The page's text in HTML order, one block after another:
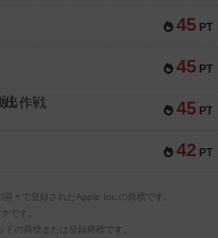
45 PT
45 PT
45 PT
出作戦
42 PT
々で登録されたApple Inc.の商標です。
です。
の商標または登録商標です。